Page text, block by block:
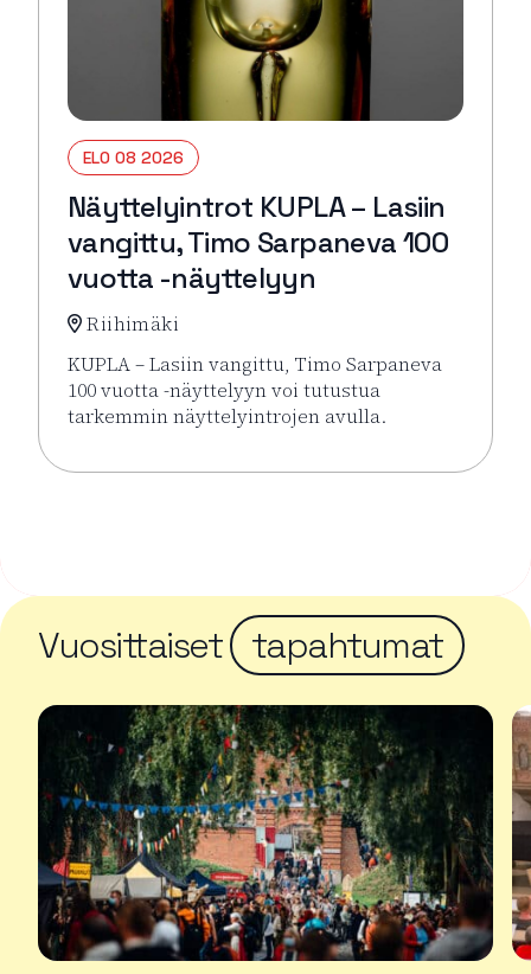
ELO 08 2026
Näyttelyintrot KUPLA – Lasiin
vangittu, Timo Sarpaneva 100
vuotta -näyttelyyn
Riihimäki
KUPLA – Lasiin vangittu, Timo Sarpaneva
100 vuotta -näyttelyyn voi tutustua
tarkemmin näyttelyintrojen avulla.
Lue lisää tapahtumasta Näyttelyintrot KUPLA –
Vuosittaiset tapahtumat